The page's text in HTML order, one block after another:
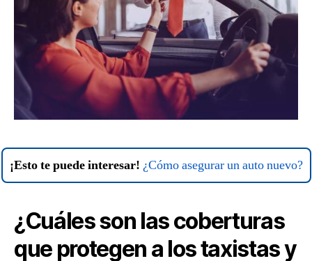
¡Esto te puede interesar! ¿Cómo asegurar un auto nuevo?
¿Cuáles son las coberturas
que protegen a los taxistas y